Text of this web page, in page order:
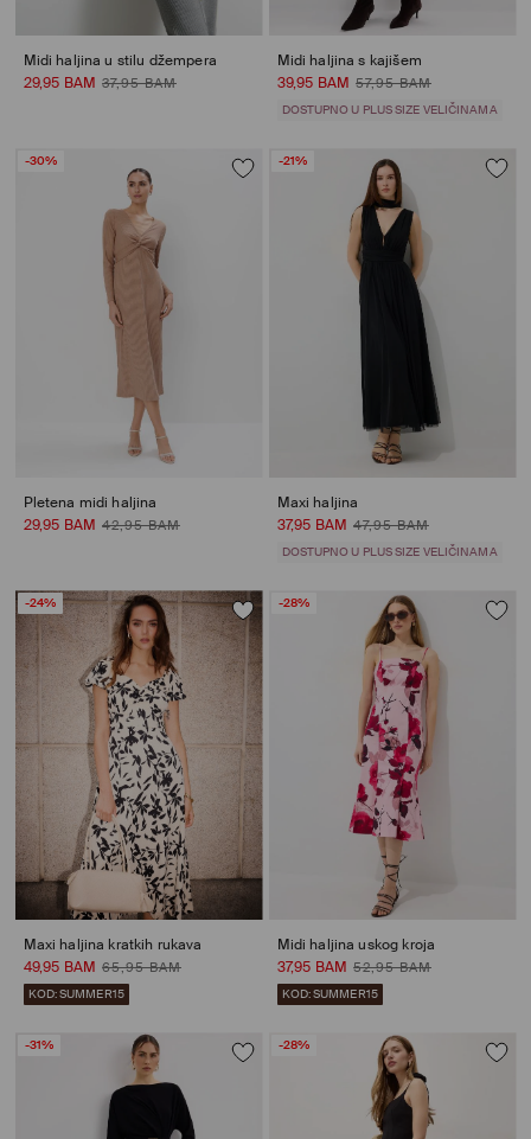
Midi haljina u stilu džempera
29,95 BAM 37,95 BAM
Midi haljina s kajišem
39,95 BAM 57,95 BAM
DOSTUPNO U PLUS SIZE VELIČINAMA
-30%
Pletena midi haljina
29,95 BAM 42,95 BAM
-21%
Maxi haljina
37,95 BAM 47,95 BAM
DOSTUPNO U PLUS SIZE VELIČINAMA
-24%
Maxi haljina kratkih rukava
49,95 BAM 65,95 BAM
KOD: SUMMER15
-28%
Midi haljina uskog kroja
37,95 BAM 52,95 BAM
KOD: SUMMER15
-31% -28%